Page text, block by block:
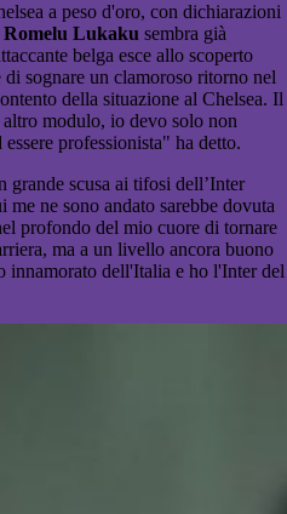
a peso d'oro, con dichiarazioni
Romelu Lukaku sembra già
belga esce allo scoperto
sognare un clamoroso ritorno nel
della situazione al Chelsea. Il
modulo, io devo solo non
professionista" ha detto.
scusa ai tifosi dell’Inter
me ne sono andato sarebbe dovuta
profondo del mio cuore di tornare
ma a un livello ancora buono
innamorato dell'Italia e ho l'Inter del